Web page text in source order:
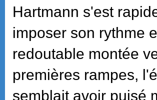
Hartmann s'est
imposer son rythme
redoutable montée
premières rampes,
semblait avoir puisé